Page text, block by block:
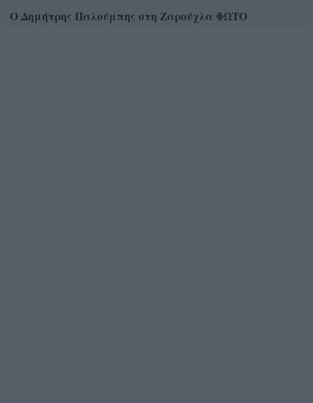
Ο Δημήτρης Παλούμπης στη Ζαρούχλα ΦΩΤΟ